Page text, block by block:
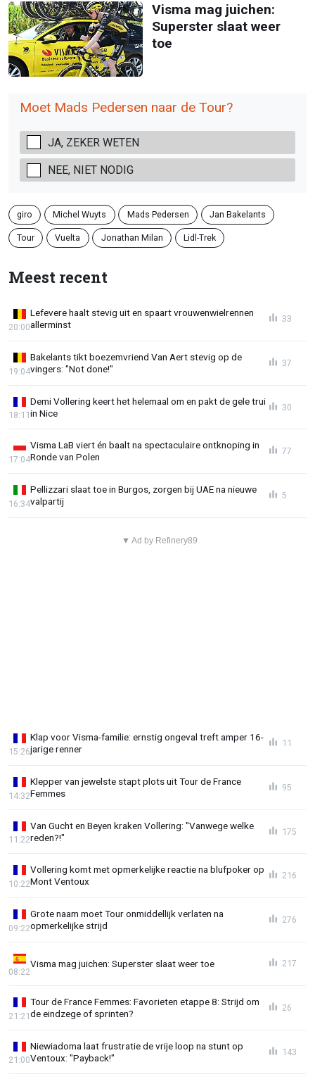
Visma mag juichen:
Superster slaat weer
toe
Moet Mads Pedersen naar de Tour?
JA, ZEKER WETEN
NEE, NIET NODIG
giro Michel Wuyts Mads Pedersen Jan Bakelants
Tour Vuelta Jonathan Milan Lidl-Trek
Meest recent
Lefevere haalt stevig uit en spaart vrouwenwielrennen
allerminst
20:00
33
Bakelants tikt boezemvriend Van Aert stevig op de
vingers: "Not done!"
19:04
37
Demi Vollering keert het helemaal om en pakt de gele trui
in Nice
18:11
30
Visma LaB viert én baalt na spectaculaire ontknoping in
Ronde van Polen
17:04
77
Pellizzari slaat toe in Burgos, zorgen bij UAE na nieuwe
valpartij
16:34
5
▼ Ad by Refinery89
Klap voor Visma-familie: ernstig ongeval treft amper 16-
jarige renner
15:26
11
Klepper van jewelste stapt plots uit Tour de France
Femmes
14:32
95
Van Gucht en Beyen kraken Vollering: "Vanwege welke
reden?!"
11:22
175
Vollering komt met opmerkelijke reactie na blufpoker op
Mont Ventoux
10:22
216
Grote naam moet Tour onmiddellijk verlaten na
opmerkelijke strijd
09:22
276
Visma mag juichen: Superster slaat weer toe
08:22
217
Tour de France Femmes: Favorieten etappe 8: Strijd om
de eindzege of sprinten?
21:21
26
Niewiadoma laat frustratie de vrije loop na stunt op
Ventoux: "Payback!"
21:00
143